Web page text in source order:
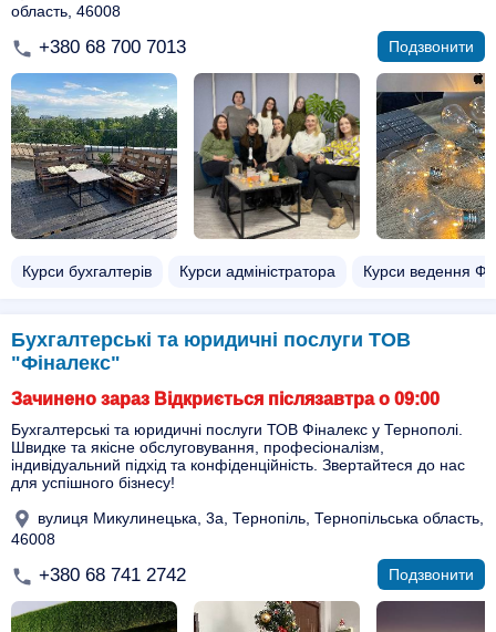
область, 46008
+380 68 700 7013 Подзвонити
Курси бухгалтерів Курси адміністратора Курси ведення
Бухгалтерські та юридичні послуги ТОВ
"Фіналекс"
Зачинено зараз Відкриється післязавтра о 09:00
Бухгалтерські та юридичні послуги ТОВ Фіналекс у Тернополі.
Швидке та якісне обслуговування, професіоналізм,
індивідуальний підхід та конфіденційність. Звертайтеся до нас
для успішного бізнесу!
вулиця Микулинецька, 3а, Тернопіль, Тернопільська область,
46008
+380 68 741 2742 Подзвонити